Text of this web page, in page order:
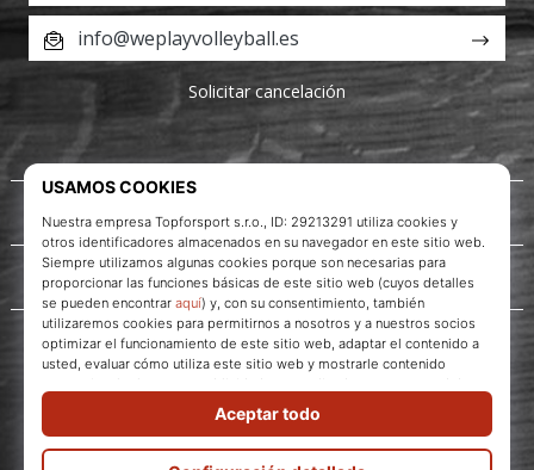
WePlayVolleyball.es
Acerca de nosotros
Servicio al cliente
info@weplayvolleyball.es
Solicitar cancelación